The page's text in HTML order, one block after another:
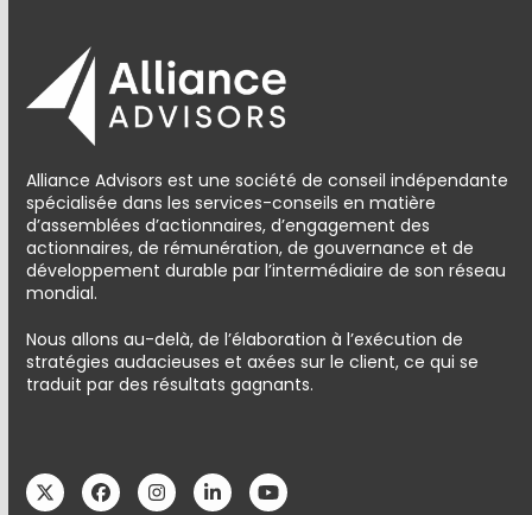
Alliance Advisors est une société de conseil indépendante
spécialisée dans les services-conseils en matière
d’assemblées d’actionnaires, d’engagement des
actionnaires, de rémunération, de gouvernance et de
développement durable par l’intermédiaire de son réseau
mondial.
Nous allons au-delà, de l’élaboration à l’exécution de
stratégies audacieuses et axées sur le client, ce qui se
traduit par des résultats gagnants.
TwitterFacebookInstagram
LinkedInYouTube